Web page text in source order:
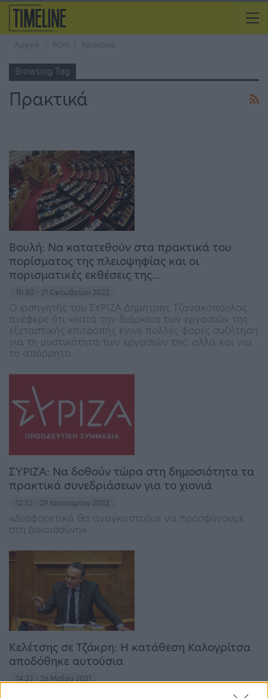
Αρχική ΡΟΗ πρακτικά
Browsing Tag
Πρακτικά
Βουλή: Να κατατεθούν στα πρακτικά του
πορίσματος της πλειοψηφίας και οι
πορισματικές εκθέσεις της…
10:30 - 21 Οκτωβρίου 2022
Ο εισηγητής του ΣΥΡΙΖΑ Δημήτρης Τζανακόπουλος
ανέφερε ότι «κατά την διάρκεια των εργασιών της
εξεταστικής επιτροπής έγινε πολλές φορές συζήτηση
για τη μυστικότητα των εργασιών της, αλλά και για
το απόρρητο
ΣΥΡΙΖΑ: Να δοθούν τώρα στη δημοσιότητα τα
πρακτικά συνεδριάσεων για το χιονιά
12:52 - 29 Ιανουαρίου 2022
«Διαφορετικά θα αναγκαστούμε να προσφύγουμε
στη Δικαιοσύνη»
Κελέτσης σε Τζάκρη: Η κατάθεση Καλογρίτσα
αποδόθηκε αυτούσια
14:22 - 26 Μαΐου 2021